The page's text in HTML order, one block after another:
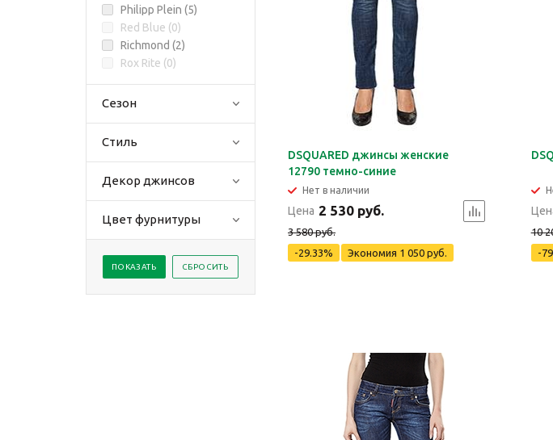
Philipp Plein (5)
Red Blue (0)
Richmond (2)
Rox Rite (0)
Сезон
Стиль
Декор джинсов
Цвет фурнитуры
DSQUARED джинсы женские
12790 темно-синие
Нет в наличии
Цена 2 530 руб.
3 580 руб.
-29.33%
Экономия 1 050 руб.
10
-